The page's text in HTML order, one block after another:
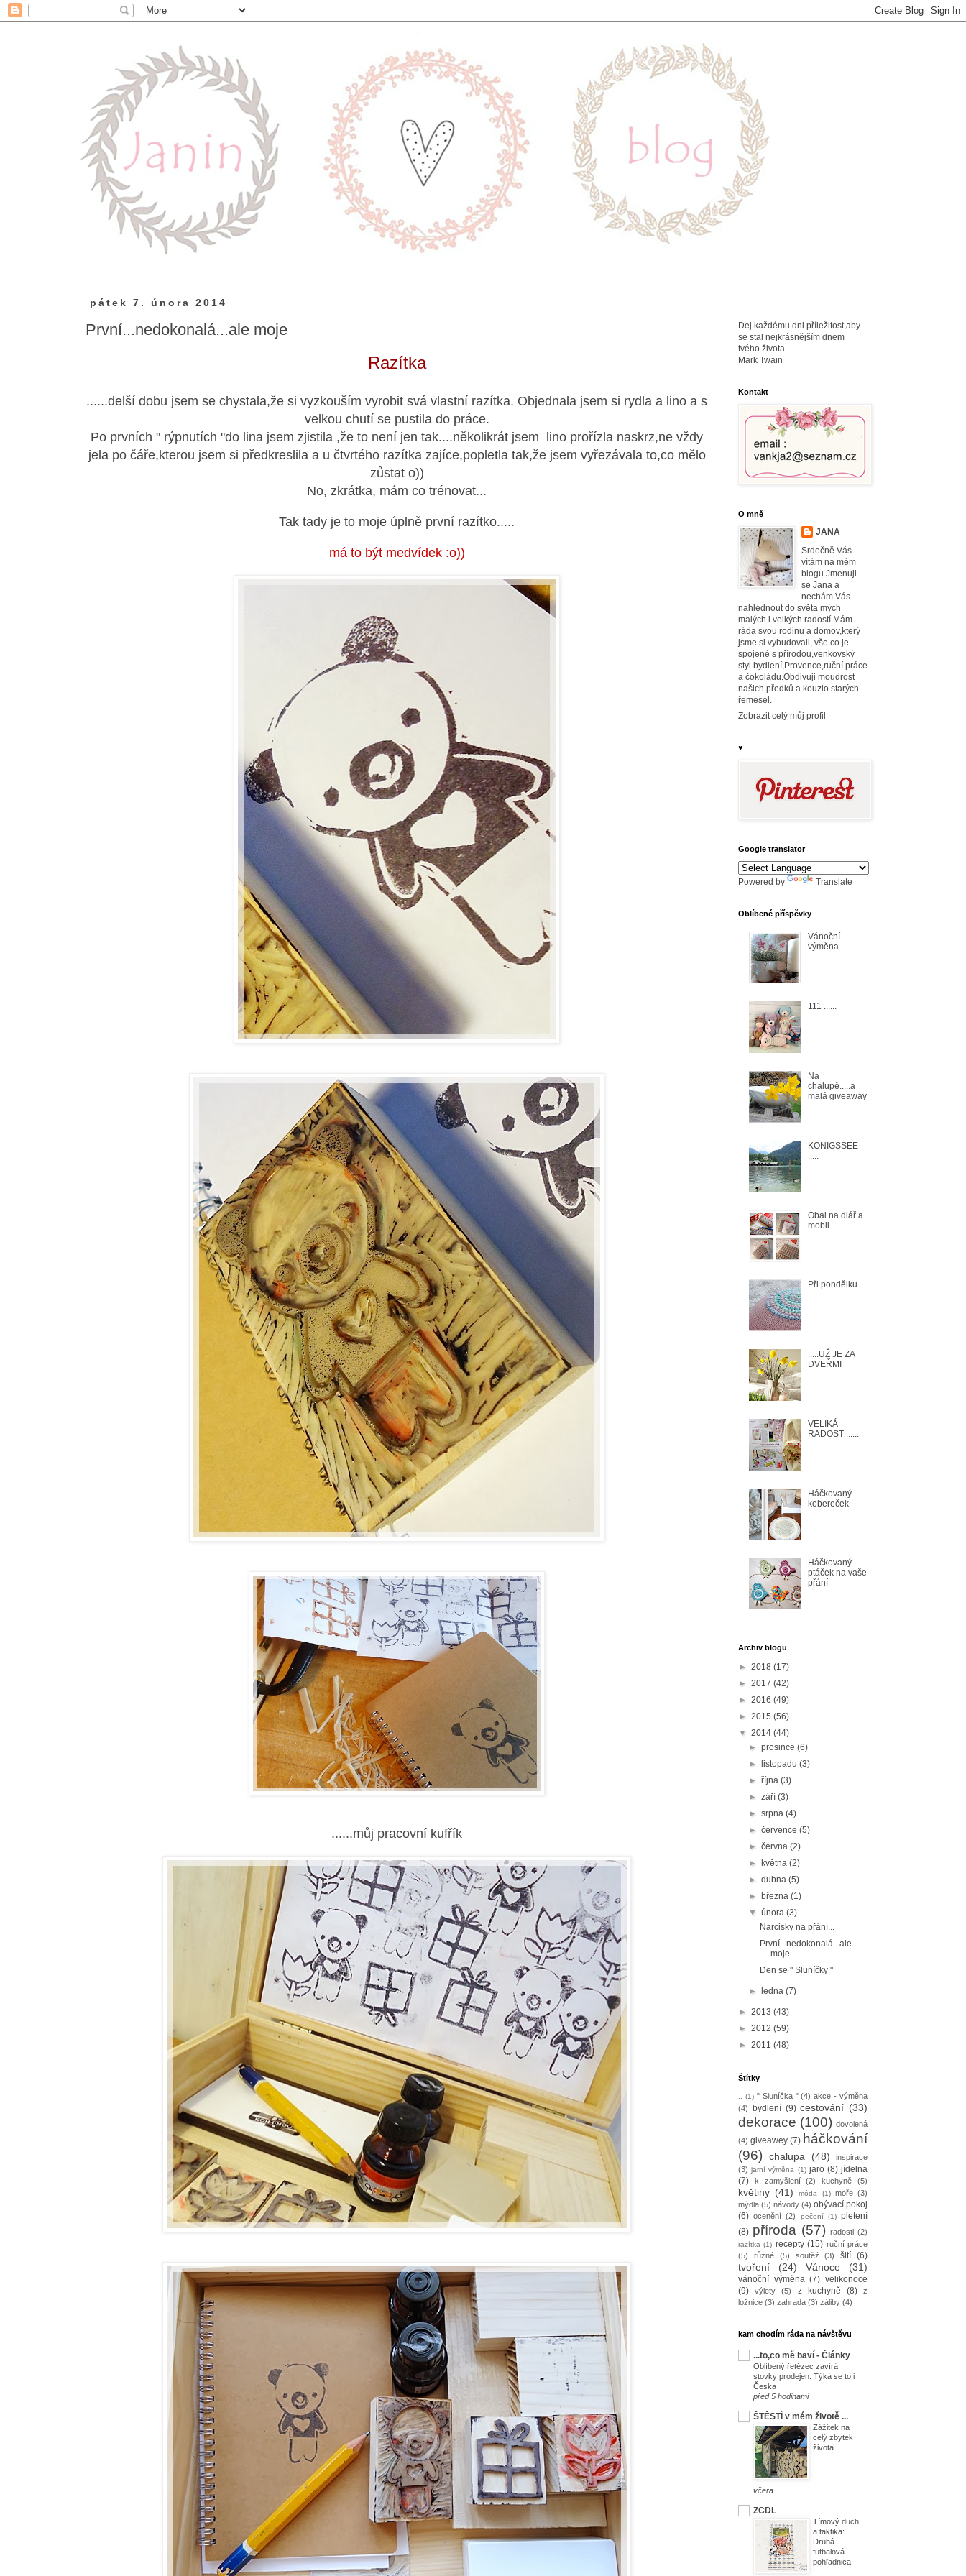
pátek 7. února 2014
První...nedokonalá...ale moje
Razítka
......delší dobu jsem se chystala,že si vyzkouším vyrobit svá vlastní razítka. Objednala jsem si rydla a lino a s
velkou chutí se pustila do práce.
Po prvních " rýpnutích "do lina jsem zjistila ,že to není jen tak....několikrát jsem lino prořízla naskrz,ne vždy
jela po čáře,kterou jsem si předkreslila a u čtvrtého razítka zajíce,popletla tak,že jsem vyřezávala to,co mělo
zůstat o))
No, zkrátka, mám co trénovat...
Tak tady je to moje úplně první razítko.....
má to být medvídek :o))
......můj pracovní kufřík
Dej každému dni příležitost,aby
se stal nejkrásnějším dnem
tvého života.
Mark Twain
Kontakt
O mně
JANA
Srdečně Vás
vítám na mém
blogu.Jmenuji
se Jana a
nechám Vás
nahlédnout do světa mých
malých i velkých radostí.Mám
ráda svou rodinu a domov,který
jsme si vybudovali, vše co je
spojené s přírodou,venkovský
styl bydlení,Provence,ruční práce
a čokoládu.Obdivuji moudrost
našich předků a kouzlo starých
řemesel.
Zobrazit celý můj profil
♥
Google translator
Powered by Translate
Oblíbené příspěvky
Vánoční
výměna
111 ......
Na
chalupě.....a
malá giveaway
KÖNIGSSEE
Obal na diář a
mobil
Při pondělku...
.....UŽ JE ZA
DVEŘMI
VELIKÁ
RADOST ......
Háčkovaný
kobereček
Háčkovaný
ptáček na vaše
přání
Archiv blogu
► 2018 (17)
► 2017 (42)
► 2016 (49)
► 2015 (56)
▼ 2014 (44)
►prosince(6)
►listopadu(3)
►října(3)
►září(3)
►srpna(4)
►července(5)
►června(2)
►května(2)
►dubna(5)
►března(1)
▼února(3)
Narcisky na přání...
První...nedokonalá...ale
moje
Den se " Sluníčky "
►ledna(7)
► 2013 (43)
► 2012 (59)
► 2011 (48)
Štítky
(1) " Sluníčka " (4) akce - výměna
(4) bydlení (9) cestování (33)
dekorace (100) dovolená
(4) giveawey (7) háčkování
(96)
chalupa (48)
inspirace
(3) jarní výměna (1) jaro (8) jídelna
(7)
k zamyšlení (2) kuchyně (5)
květiny (41) móda (1) moře (3)
mýdla (5) návody (4) obývací pokoj
(6) ocenění (2) pečení (1) pletení
(8) příroda (57) radosti (2)
razítka (1) recepty (15) ruční práce
(5)
různé (5) soutěž (3) šití (6)
tvoření (24) Vánoce (31)
vánoční výměna (7) velikonoce
(9)
výlety (5) z kuchyně (8)
z
ložnice (3) zahrada (3) záliby (4)
kam chodím ráda na návštěvu
...to,co mě baví - Články
Oblíbený řetězec zavírá
stovky prodejen. Týká se to i
Česka
před 5 hodinami
ŠTĚSTÍ v mém životě ...
Zážitek na
celý zbytek
života...
včera
ZCDL
Tímový duch
a taktika:
Druhá
futbalová
pohľadnica